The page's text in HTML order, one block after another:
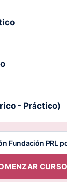
- Práctico)
CURSO